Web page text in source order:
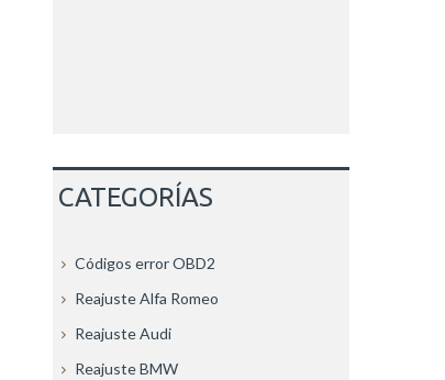
CATEGORÍAS
Códigos error OBD2
Reajuste Alfa Romeo
Reajuste Audi
Reajuste BMW